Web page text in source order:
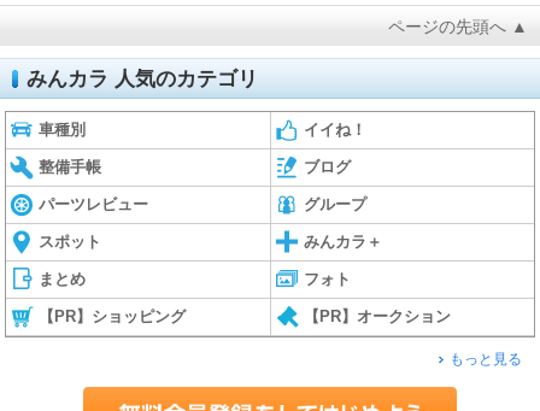
ページの先頭へ ▲
みんカラ 人気のカテゴリ
車種別 イイね！
整備手帳 ブログ
パーツレビュー グループ
スポット みんカラ＋
まとめ フォト
【PR】ショッピング 【PR】オークション
もっと見る